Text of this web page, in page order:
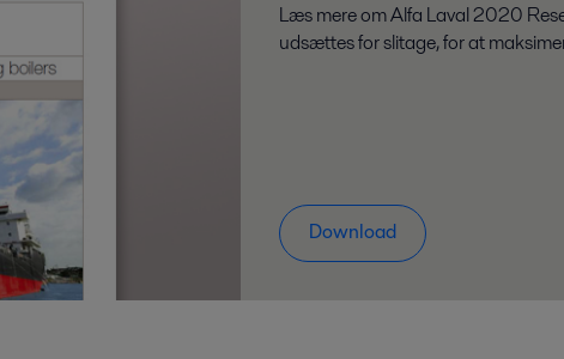
Læs mere om Alfa Laval 2020
udsættes for slitage, for at
Download